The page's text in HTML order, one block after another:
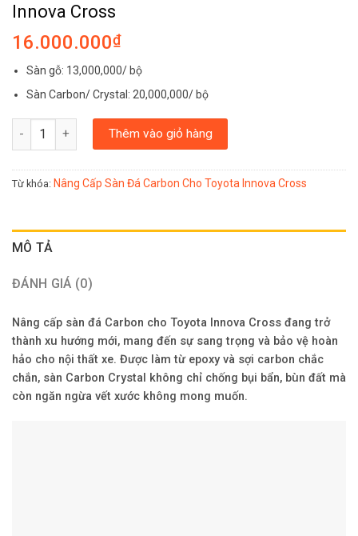
Innova Cross
16.000.000₫
Sàn gỗ: 13,000,000/ bộ
Sàn Carbon/ Crystal: 20,000,000/ bộ
Nâng Cấp Sàn Đá Carbon Cho Toyota Innova Cross số lượng
Thêm vào giỏ hàng
Từ khóa: Nâng Cấp Sàn Đá Carbon Cho Toyota Innova Cross
MÔ TẢ
ĐÁNH GIÁ (0)
Nâng cấp sàn đá Carbon cho Toyota Innova Cross đang trở
thành xu hướng mới, mang đến sự sang trọng và bảo vệ hoàn
hảo cho nội thất xe. Được làm từ epoxy và sợi carbon chắc
chắn, sàn Carbon Crystal không chỉ chống bụi bẩn, bùn đất mà
còn ngăn ngừa vết xước không mong muốn.